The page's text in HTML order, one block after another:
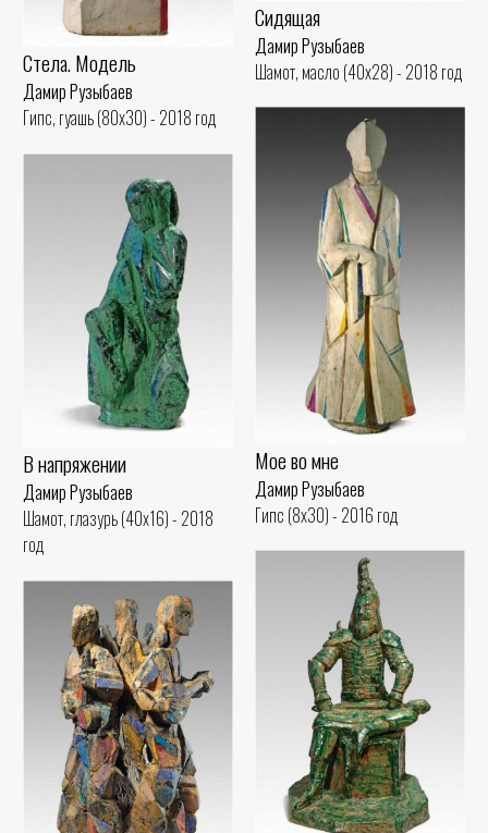
Сидящая
Дамир Рузыбаев
Шамот, масло (40x28) - 2018 год
Стела. Модель
Дамир Рузыбаев
Гипс, гуашь (80x30) - 2018 год
Мое во мне
Дамир Рузыбаев
Гипс (8x30) - 2016 год
В напряжении
Дамир Рузыбаев
Шамот, глазурь (40x16) - 2018
год